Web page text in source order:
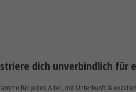
dich unverbindlich für
für jedes Alter, mit Unterkunft &